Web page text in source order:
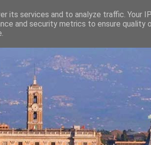
its services and to analyze traffic. Your
and security metrics to ensure quality